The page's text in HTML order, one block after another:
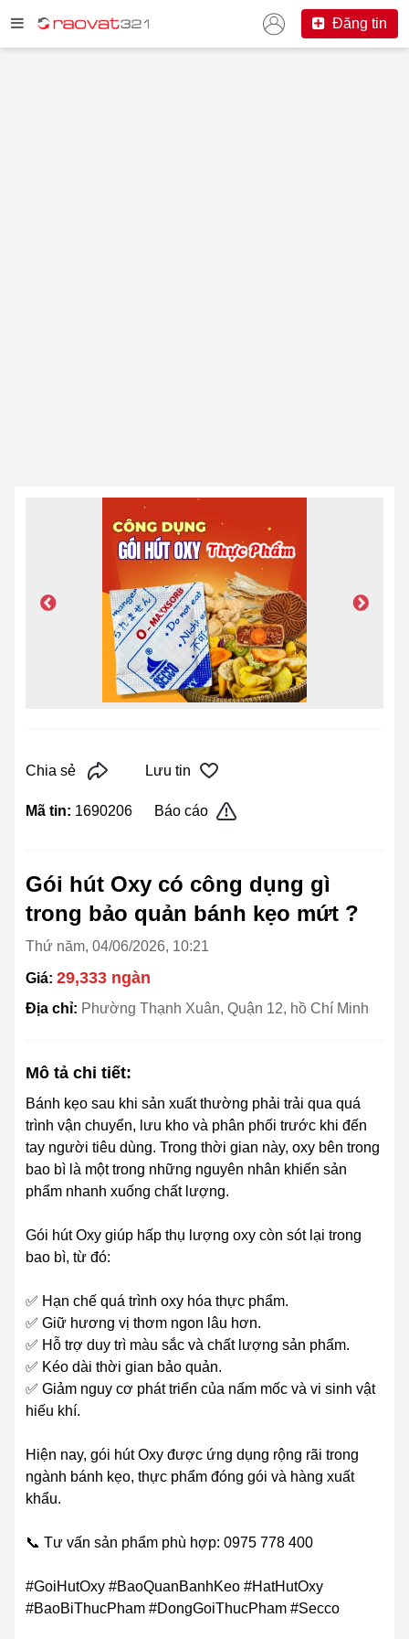
Đăng tin
Chia sẻ Lưu tin
Mã tin: 1690206 Báo cáo
Gói hút Oxy có công dụng gì
trong bảo quản bánh kẹo mứt ?
Thứ năm, 04/06/2026, 10:21
Giá: 29,333 ngàn
Địa chỉ: Phường Thạnh Xuân, Quận 12, hồ Chí Minh
Mô tả chi tiết:
Bánh kẹo sau khi sản xuất thường phải trải qua quá
trình vận chuyển, lưu kho và phân phối trước khi đến
tay người tiêu dùng. Trong thời gian này, oxy bên trong
bao bì là một trong những nguyên nhân khiến sản
phẩm nhanh xuống chất lượng.
Gói hút Oxy giúp hấp thụ lượng oxy còn sót lại trong
bao bì, từ đó:
✅ Hạn chế quá trình oxy hóa thực phẩm.
✅ Giữ hương vị thơm ngon lâu hơn.
✅ Hỗ trợ duy trì màu sắc và chất lượng sản phẩm.
✅ Kéo dài thời gian bảo quản.
✅ Giảm nguy cơ phát triển của nấm mốc và vi sinh vật
hiếu khí.
Hiện nay, gói hút Oxy được ứng dụng rộng rãi trong
ngành bánh kẹo, thực phẩm đóng gói và hàng xuất
khẩu.
📞 Tư vấn sản phẩm phù hợp: 0975 778 400
#GoiHutOxy #BaoQuanBanhKeo #HatHutOxy
#BaoBiThucPham #DongGoiThucPham #Secco